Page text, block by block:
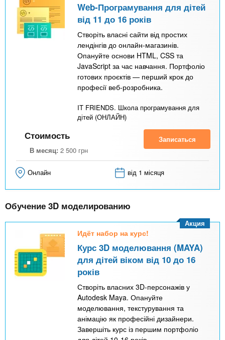
Web-Програмування для дітей
від 11 до 16 років
Створіть власні сайти від простих
лендінгів до онлайн-магазинів.
Опануйте основи HTML, CSS та
JavaScript за час навчання. Портфоліо
готових проєктів — перший крок до
професії веб-розробника.
IT FRIENDS. Школа програмування для
дітей (ОНЛАЙН)
Стоимость
В месяц: 2 500 грн
Записаться
Онлайн від 1 місяця
Обучение 3D моделированию
Идёт набор на курс!
Курс 3D моделювання (MAYA)
для дітей віком від 10 до 16
років
Створіть власних 3D-персонажів у
Autodesk Maya. Опануйте
моделювання, текстурування та
анімацію як професійні дизайнери.
Завершіть курс із першим портфоліо
Акция